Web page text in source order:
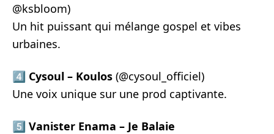
@ksbloom)
Un hit puissant qui mélange gospel et vibes
urbaines.
4️⃣ Cysoul – Koulos (@cysoul_officiel)
Une voix unique sur une prod captivante.
5️⃣ Vanister Enama – Je Balaie